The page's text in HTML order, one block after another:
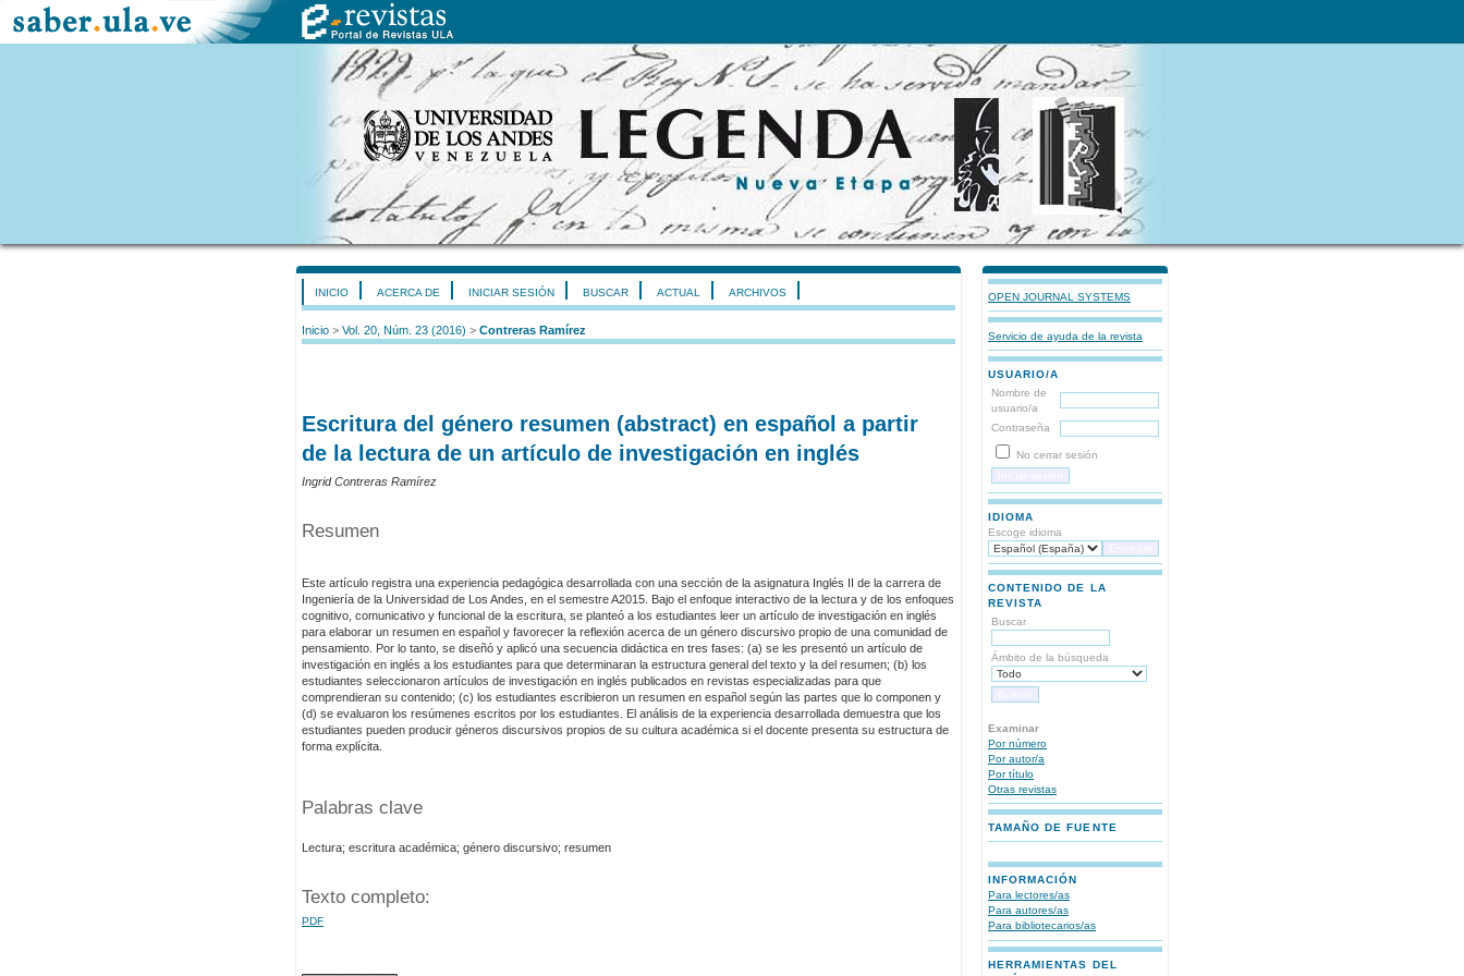
OPEN JOURNAL SYSTEMS
Servicio de ayuda de la revista
USUARIO/A
Nombre de
usuario/a
Contraseña
No cerrar sesión
IDIOMA
Escoge idioma
CONTENIDO DE LA
REVISTA
Buscar
Ámbito de la búsqueda
Examinar
Por número
Por autor/a
Por título
Otras revistas
TAMAÑO DE FUENTE
INFORMACIÓN
Para lectores/as
Para autores/as
Para bibliotecarios/as
HERRAMIENTAS DEL
INICIO ACERCA DE INICIAR SESIÓN BUSCAR ACTUAL ARCHIVOS
Inicio > Vol. 20, Núm. 23 (2016) > Contreras Ramírez
Escritura del género resumen (abstract) en español a partir
de la lectura de un artículo de investigación en inglés
Ingrid Contreras Ramírez
Resumen
Este artículo registra una experiencia pedagógica desarrollada con una sección de la asignatura Inglés II de la carrera de
Ingeniería de la Universidad de Los Andes, en el semestre A2015. Bajo el enfoque interactivo de la lectura y de los enfoques
cognitivo, comunicativo y funcional de la escritura, se planteó a los estudiantes leer un artículo de investigación en inglés
para elaborar un resumen en español y favorecer la reflexión acerca de un género discursivo propio de una comunidad de
pensamiento. Por lo tanto, se diseñó y aplicó una secuencia didáctica en tres fases: (a) se les presentó un artículo de
investigación en inglés a los estudiantes para que determinaran la estructura general del texto y la del resumen; (b) los
estudiantes seleccionaron artículos de investigación en inglés publicados en revistas especializadas para que
comprendieran su contenido; (c) los estudiantes escribieron un resumen en español según las partes que lo componen y
(d) se evaluaron los resúmenes escritos por los estudiantes. El análisis de la experiencia desarrollada demuestra que los
estudiantes pueden producir géneros discursivos propios de su cultura académica si el docente presenta su estructura de
forma explícita.
Palabras clave
Lectura; escritura académica; género discursivo; resumen
Texto completo:
PDF